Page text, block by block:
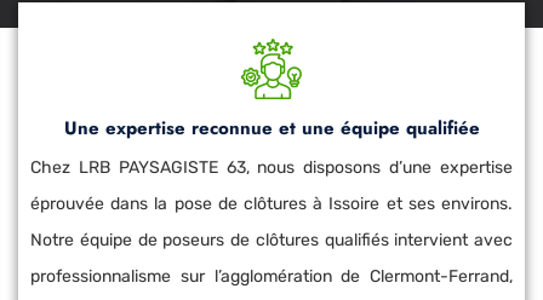
Une expertise reconnue et une équipe qualifiée
Chez LRB PAYSAGISTE 63, nous disposons d’une expertise
éprouvée dans la pose de clôtures à Issoire et ses environs.
Notre équipe de poseurs de clôtures qualifiés intervient avec
professionnalisme sur l’agglomération de Clermont-Ferrand,